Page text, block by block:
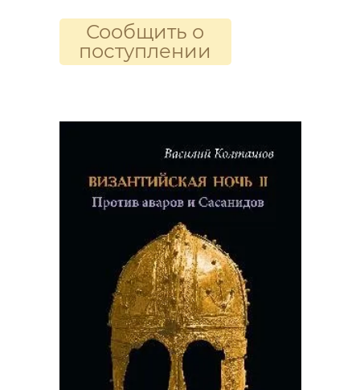
Сообщить о
поступлении